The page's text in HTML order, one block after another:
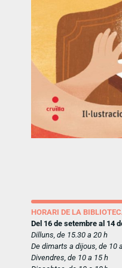
HORARI DE LA
Del 16 de setembre al 14
Dilluns, de 15.30 a 20 h
De dimarts a dijous, de 10
Divendres, de 10 a 15 h